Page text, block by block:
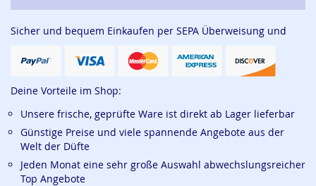
Sicher und bequem Einkaufen per SEPA Überweisung und
Deine Vorteile im Shop:
Unsere frische, geprüfte Ware ist direkt ab Lager lieferbar
Günstige Preise und viele spannende Angebote aus der
Welt der Düfte
Jeden Monat eine sehr große Auswahl abwechslungsreicher
Top Angebote